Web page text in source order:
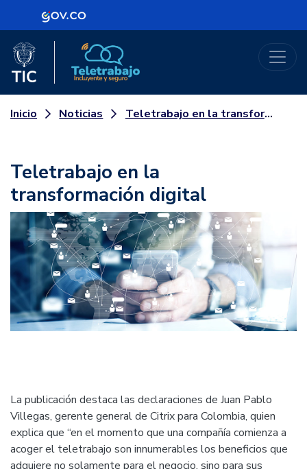
Logo Gobierno de Colombia
Logo del Ministerio TIC
Inicio Noticias Teletrabajo en la transformación digital
Teletrabajo en la
transformación digital
La publicación destaca las declaraciones de Juan Pablo
Villegas, gerente general de Citrix para Colombia, quien
explica que “en el momento que una compañía comienza a
acoger el teletrabajo son innumerables los beneficios que
adquiere no solamente para el negocio, sino para sus